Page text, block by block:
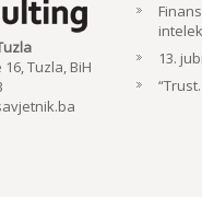
Tuzla, BiH
13.